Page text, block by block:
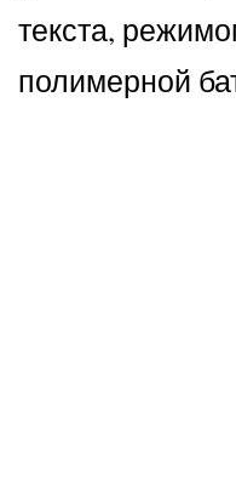
текста,
полимерной